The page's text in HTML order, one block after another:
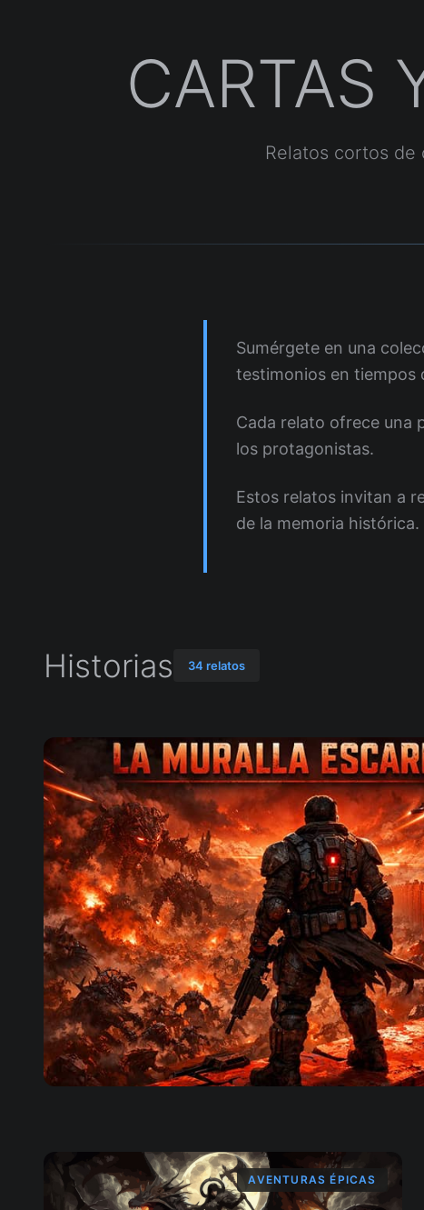
CARTAS
Relatos cortos de
Sumérgete en una
testimonios en tiempos
Cada relato ofrece una
los protagonistas.
Estos relatos invitan a
de la memoria histórica.
Historias 34 relatos
AVENTURAS ÉPICAS